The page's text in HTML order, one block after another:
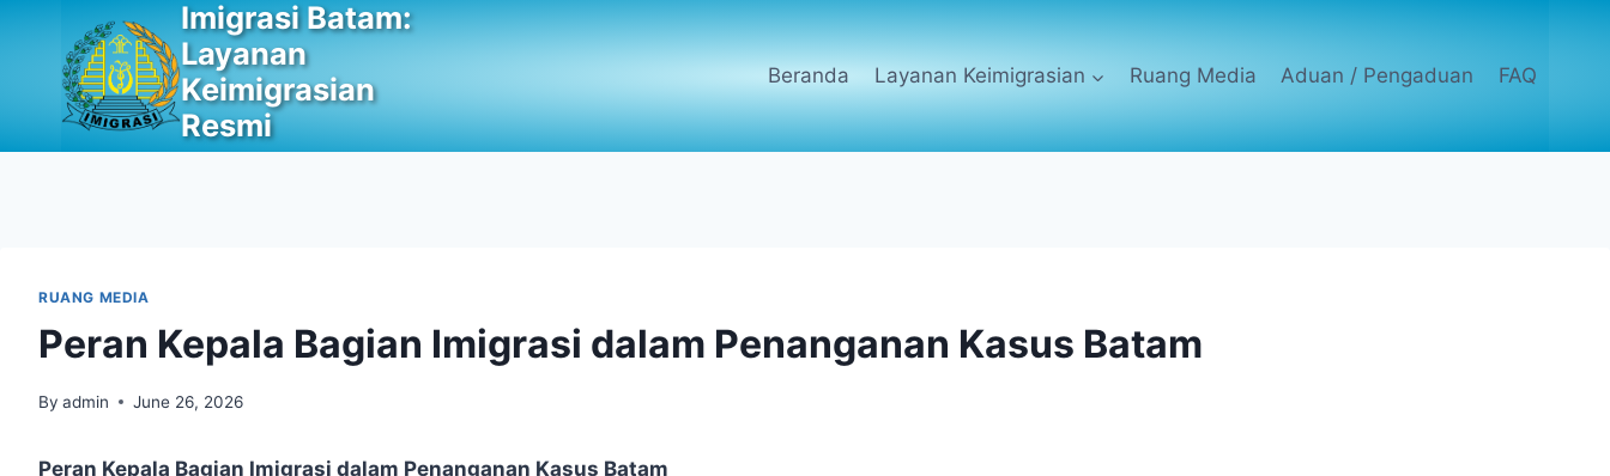
content
Imigrasi Batam:
Layanan
Keimigrasian
Resmi
Beranda Layanan Keimigrasian Ruang Media Aduan / Pengaduan FAQ
RUANG MEDIA
Peran Kepala Bagian Imigrasi dalam Penanganan Kasus Batam
By admin June 26, 2026
Peran Kepala Bagian Imigrasi dalam Penanganan Kasus Batam